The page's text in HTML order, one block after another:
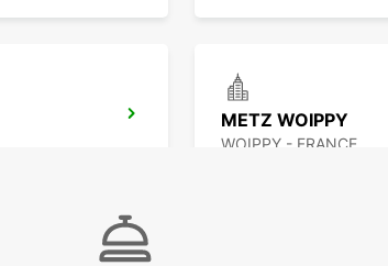
METZ WOIPPY
WOIPPY - FRANCE